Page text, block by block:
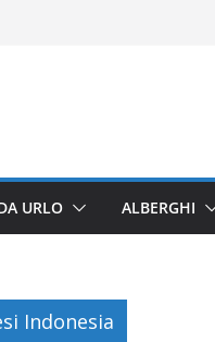
URLO ALBERGHI
Indonesia